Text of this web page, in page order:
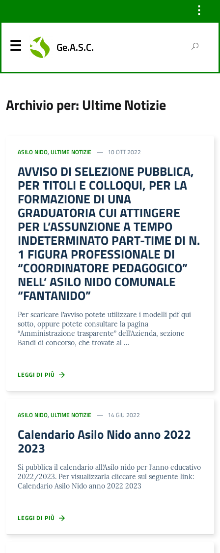
⋮
Ge.A.S.C.
Archivio per: Ultime Notizie
ASILO NIDO, ULTIME NOTIZIE 10 OTT 2022
AVVISO DI SELEZIONE PUBBLICA,
PER TITOLI E COLLOQUI, PER LA
FORMAZIONE DI UNA
GRADUATORIA CUI ATTINGERE
PER L’ASSUNZIONE A TEMPO
INDETERMINATO PART-TIME DI N.
1 FIGURA PROFESSIONALE DI
“COORDINATORE PEDAGOGICO”
NELL’ ASILO NIDO COMUNALE
“FANTANIDO”
Per scaricare l’avviso potete utilizzare i modelli pdf qui
sotto, oppure potete consultare la pagina
“Amministrazione trasparente” dell’Azienda, sezione
Bandi di concorso, che trovate al …
LEGGI DI PIÙ
ASILO NIDO, ULTIME NOTIZIE 14 GIU 2022
Calendario Asilo Nido anno 2022
2023
Si pubblica il calendario all’Asilo nido per l’anno educativo
2022/2023. Per visualizzarla cliccare sul seguente link:
Calendario Asilo Nido anno 2022 2023
LEGGI DI PIÙ